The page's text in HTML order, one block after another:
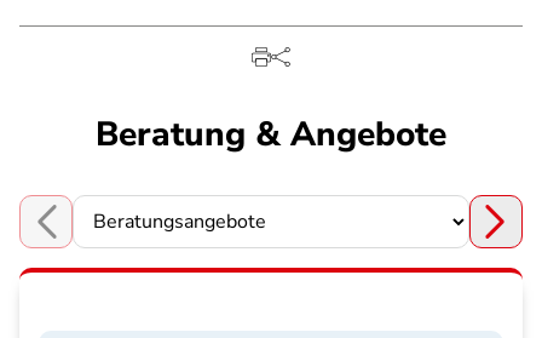
Beratung & Angebote
Choose a section